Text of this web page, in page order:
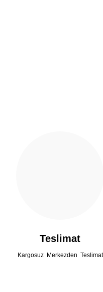
Teslimat
Kargosuz Merkezden Teslimat